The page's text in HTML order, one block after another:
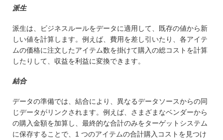
派生
派生は、ビジネスルールをデータに適用して、既存の値から新
しい値を計算します。例えば、費用を差し引いたり、各アイテ
ムの価格に注文したアイテム数を掛けて購入の総コストを計算
したりして、収益を利益に変換できます。
結合
データの準備では、結合により、異なるデータソースからの同
じデータがリンクされます。例えば、さまざまなベンダーから
の購入金額を加算し、最終的な合計のみをターゲットシステム
に保存することで、1 つのアイテムの合計購入コストを見つけ